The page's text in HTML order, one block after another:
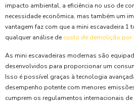
impacto ambiental, a eficiência no uso de
necessidade econômica, mas também um
vantagem faz com que a mini escavadeira 1
qualquer análise de custo de demolição por
As mini escavadeiras modernas são
desenvolvidos para proporcionar um
Isso é possível graças à tecnologia
desempenho potente com menores
cumprem os regulamentos internacionais